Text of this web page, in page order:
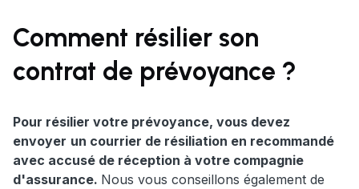
Comment résilier son
contrat de prévoyance ?
Pour résilier votre prévoyance, vous devez
envoyer un courrier de résiliation en recommandé
avec accusé de réception à votre compagnie
d'assurance. Nous vous conseillons également de